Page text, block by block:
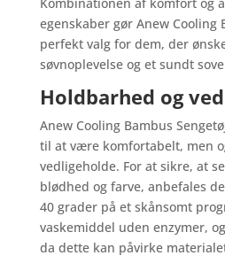
egenskaber gør Anew Cooling
perfekt valg for dem, der
søvnoplevelse og et sundt
Holdbarhed og
Anew Cooling Bambus
til at være komfortabelt, men
vedligeholde. For at sikre, at
blødhed og farve, anbefales
40 grader på et skånsomt
vaskemiddel uden enzymer,
da dette kan påvirke